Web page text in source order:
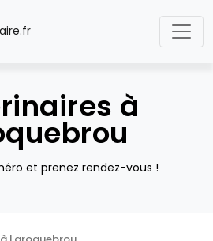
à
et prenez rendez-vous !